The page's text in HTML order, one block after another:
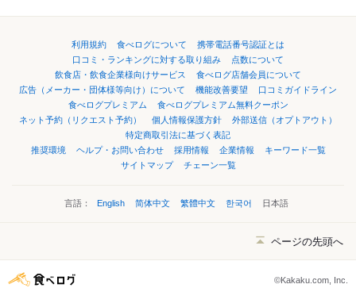
利用規約 食べログについて
携帯電話番号認証とは
口コミ・ランキングに対する取り組み
点数について
飲食店・飲食企業様向けサービス
食べログ店舗会員について
広告（メーカー・団体様等向け）について
機能改善要望
口コミガイドライン
食べログプレミアム
食べログプレミアム無料クーポン
ネット予約（リクエスト予約）
個人情報保護方針
外部送信（オプトアウト）
特定商取引法に基づく表記
推奨環境
ヘルプ・お問い合わせ 採用情報 企業情報
キーワード一覧
サイトマップ
チェーン一覧
言語： English 简体中文 繁體中文 한국어 日本語
ページの先頭へ
©Kakaku.com, Inc.